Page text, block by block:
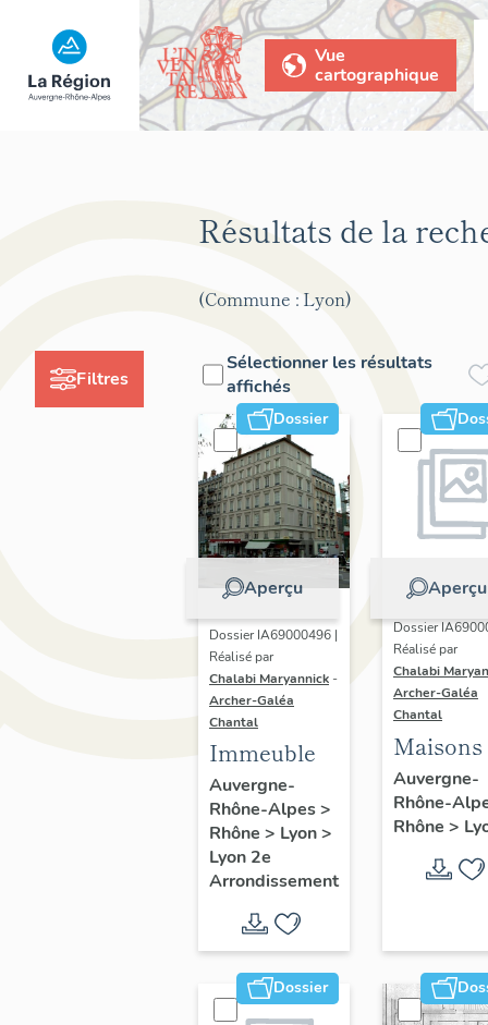
Vue
cartographique
Filtres
Résultats de la
(Commune : Lyon)
Sélectionner les résultats
affichés
Dossier
Aperçu
Dossier IA69000496 |
Réalisé par
Chalabi Maryannick -
Archer-Galéa
Chantal
Immeuble
Auvergne-
Rhône-Alpes>
Rhône > Lyon>
Lyon 2e
Arrondissement
Aperçu
Dossier
Réalisé par
Chalabi
Archer-Galéa
Chantal
Maisons
Auvergne-
Rhône-
Rhône >
Dossier